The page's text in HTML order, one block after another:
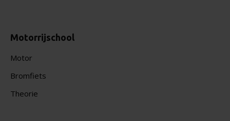
Motorrijschool
Motor
Bromfiets
Theorie